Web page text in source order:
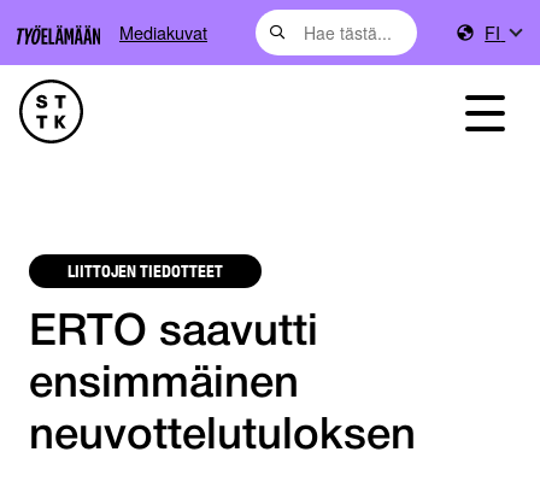
Mediakuvat FI
LIITTOJEN TIEDOTTEET
ERTO saavutti
ensimmäinen
neuvottelutuloksen